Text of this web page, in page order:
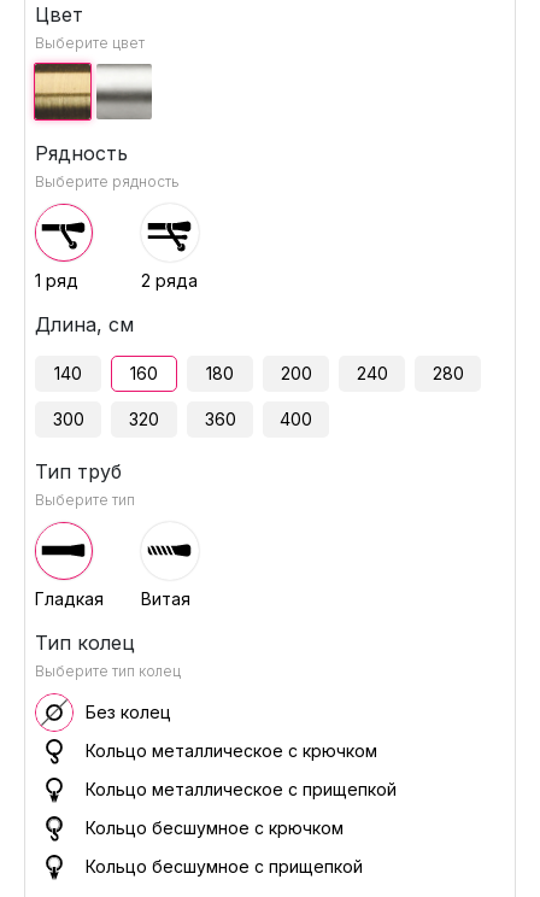
Цвет
Выберите цвет
Рядность
Выберите рядность
1 ряд 2 ряда
Длина, см
140 160 180 200 240 280
300 320 360 400
Тип труб
Выберите тип
Гладкая Витая
Тип колец
Выберите тип колец
Без колец
Кольцо металлическое с крючком
Кольцо металлическое с прищепкой
Кольцо бесшумное с крючком
Кольцо бесшумное с прищепкой